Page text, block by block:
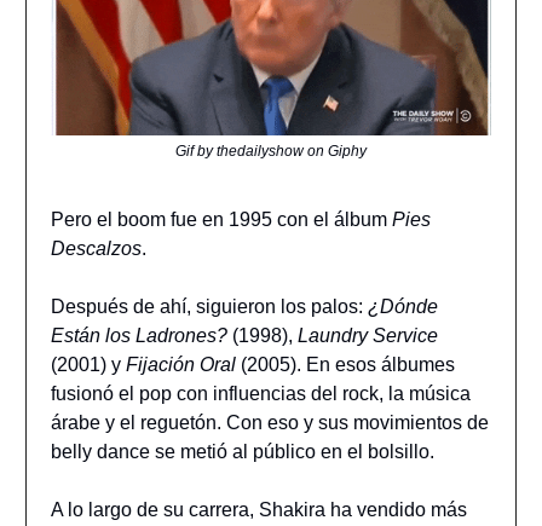
Gif by thedailyshow on Giphy
Pero el boom fue en 1995 con el álbum Pies
Descalzos.
Después de ahí, siguieron los palos: ¿Dónde
Están los Ladrones? (1998), Laundry Service
(2001) y Fijación Oral (2005). En esos álbumes
fusionó el pop con influencias del rock, la música
árabe y el reguetón. Con eso y sus movimientos de
belly dance se metió al público en el bolsillo.
A lo largo de su carrera, Shakira ha vendido más